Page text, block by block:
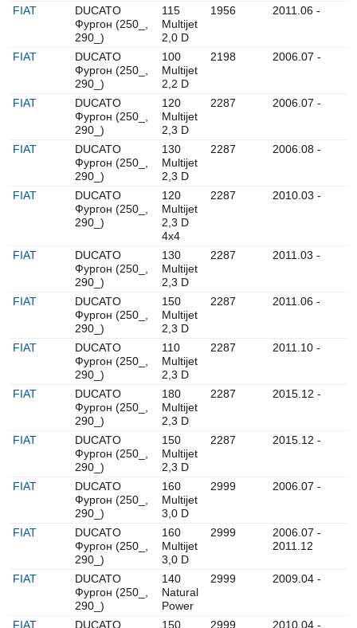
FIAT
DUCATO
Фургон (250_,
290_)
115
Multijet
2,0 D
1956 2011.06 -
FIAT
DUCATO
Фургон (250_,
290_)
100
Multijet
2,2 D
2198 2006.07 -
FIAT
DUCATO
Фургон (250_,
290_)
120
Multijet
2,3 D
2287 2006.07 -
FIAT
DUCATO
Фургон (250_,
290_)
130
Multijet
2,3 D
2287 2006.08 -
FIAT
DUCATO
Фургон (250_,
290_)
120
Multijet
2,3 D
4x4
2287 2010.03 -
FIAT
DUCATO
Фургон (250_,
290_)
130
Multijet
2,3 D
2287 2011.03 -
FIAT
DUCATO
Фургон (250_,
290_)
150
Multijet
2,3 D
2287 2011.06 -
FIAT
DUCATO
Фургон (250_,
290_)
110
Multijet
2,3 D
2287 2011.10 -
FIAT
DUCATO
Фургон (250_,
290_)
180
Multijet
2,3 D
2287 2015.12 -
FIAT
DUCATO
Фургон (250_,
290_)
150
Multijet
2,3 D
2287 2015.12 -
FIAT
DUCATO
Фургон (250_,
290_)
160
Multijet
3,0 D
2999 2006.07 -
FIAT
DUCATO
Фургон (250_,
290_)
160
Multijet
3,0 D
2999
2006.07 -
2011.12
FIAT
DUCATO
Фургон (250_,
290_)
140
Natural
Power
2999 2009.04 -
FIAT
DUCATO
150
2999 2010.04 -